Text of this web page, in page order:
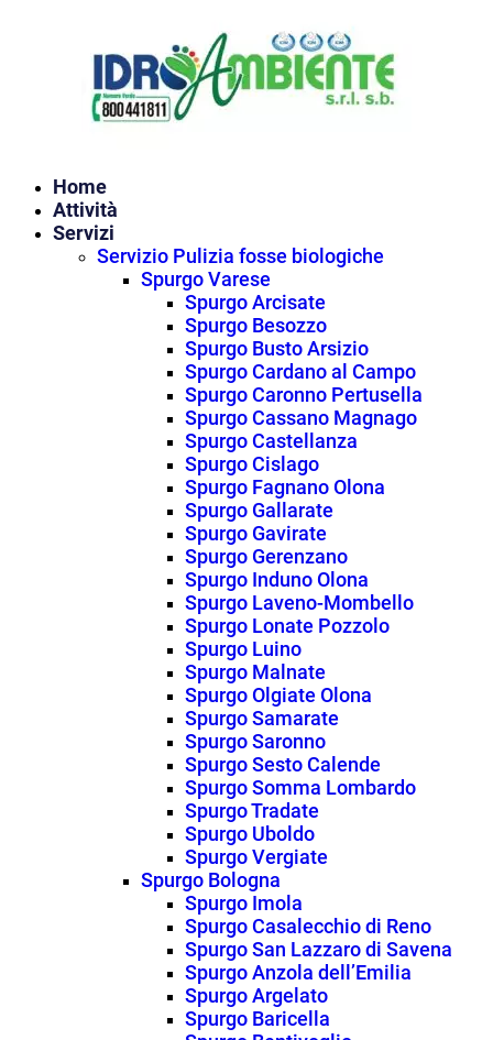
Home
Attività
Servizi
Servizio Pulizia fosse biologiche
Spurgo Varese
Spurgo Arcisate
Spurgo Besozzo
Spurgo Busto Arsizio
Spurgo Cardano al Campo
Spurgo Caronno Pertusella
Spurgo Cassano Magnago
Spurgo Castellanza
Spurgo Cislago
Spurgo Fagnano Olona
Spurgo Gallarate
Spurgo Gavirate
Spurgo Gerenzano
Spurgo Induno Olona
Spurgo Laveno-Mombello
Spurgo Lonate Pozzolo
Spurgo Luino
Spurgo Malnate
Spurgo Olgiate Olona
Spurgo Samarate
Spurgo Saronno
Spurgo Sesto Calende
Spurgo Somma Lombardo
Spurgo Tradate
Spurgo Uboldo
Spurgo Vergiate
Spurgo Bologna
Spurgo Imola
Spurgo Casalecchio di Reno
Spurgo San Lazzaro di Savena
Spurgo Anzola dell’Emilia
Spurgo Argelato
Spurgo Baricella